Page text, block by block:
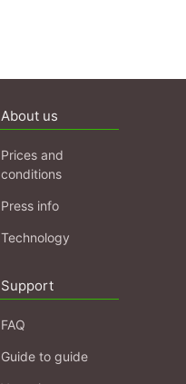
About us
Prices and
conditions
Press info
Technology
Support
FAQ
Guide to guide